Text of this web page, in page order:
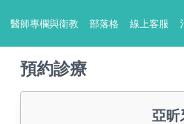
醫師專欄與衛教 部落格 線上客服
預約診療
亞昕